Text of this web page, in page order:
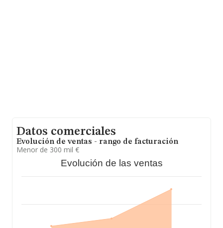
Datos comerciales
Evolución de ventas - rango de facturación
Menor de 300 mil €
Evolución de las ventas